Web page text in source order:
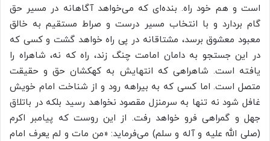
است و هم خود راه. بنده‌ای که می‌خواهد آگاهانه در مسیر حق
گام بردارد و با انتخاب مسیر درست و صراط مستقیم به خالق
معبود معشوق برسد، مشتاقانه در پی راه خواهد گشت و کسی که
در این جستجو به دامان امامت چنگ زند، راه که نه، شاهراه را
یافته است. شاهراهی که انتهایش به کهکشان حق و حقیقت
متصل است. اما کسی که به بیراهه رود و از شناخت امام خویش
غافل شود نه تنها به سرمنزل مقصود نخواهد رسید بلکه در باتلاق
جهل و گمراهی فرو خواهد رفت. از این روست که پیامبر اکرم
(صلی الله علیه و آله و سلم) می‌فرماید: «من مات و لم یعرف امام